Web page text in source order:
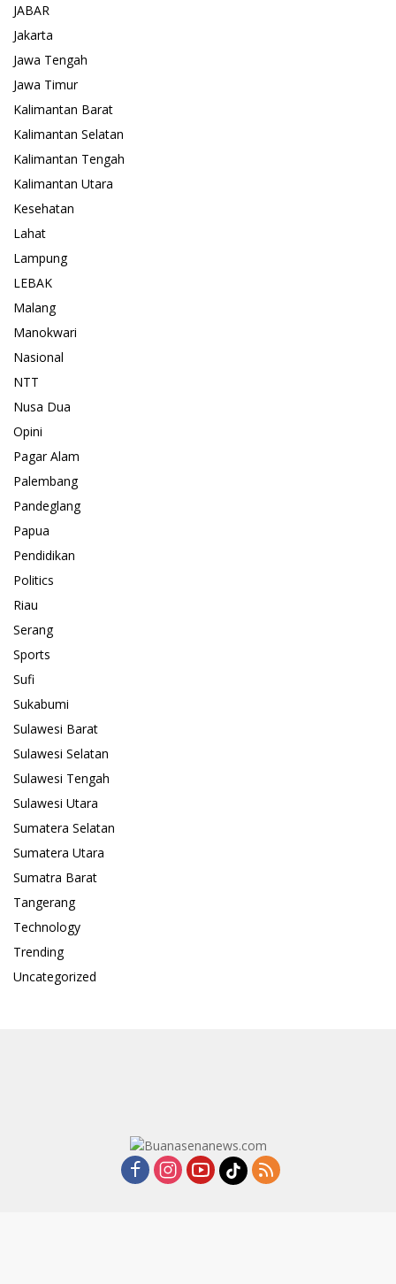
JABAR
Jakarta
Jawa Tengah
Jawa Timur
Kalimantan Barat
Kalimantan Selatan
Kalimantan Tengah
Kalimantan Utara
Kesehatan
Lahat
Lampung
LEBAK
Malang
Manokwari
Nasional
NTT
Nusa Dua
Opini
Pagar Alam
Palembang
Pandeglang
Papua
Pendidikan
Politics
Riau
Serang
Sports
Sufi
Sukabumi
Sulawesi Barat
Sulawesi Selatan
Sulawesi Tengah
Sulawesi Utara
Sumatera Selatan
Sumatera Utara
Sumatra Barat
Tangerang
Technology
Trending
Uncategorized